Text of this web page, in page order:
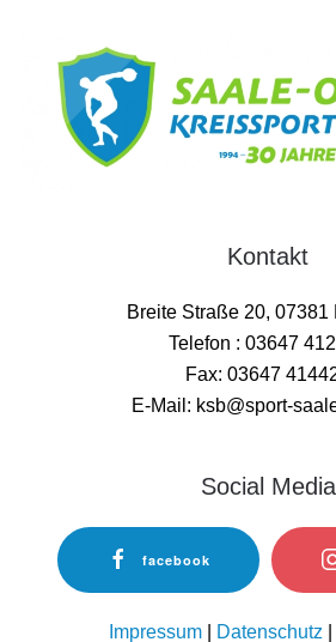
Kontakt
Breite Straße 20, 07381
Telefon : 03647
Fax: 03647
E-Mail: ksb@sport-
Social Media
facebook
Impressum Datenschutz